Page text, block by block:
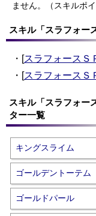
ません。（スキルポ
スキル「スラフォー
・[スラフォースＳ
・[スラフォースＳ
スキル「スラフォー
ター一覧
キングスライム
ゴールデントーテム
ゴールドパール